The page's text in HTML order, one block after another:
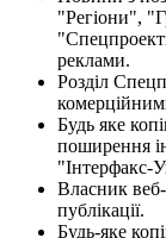
"Регіони",
реклами.
Розділ
Будь яке
поширення
"Інтерфакс-
Власник
публікації.
Будь-яке